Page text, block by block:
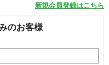
新規会員登録はこちら
のお客様